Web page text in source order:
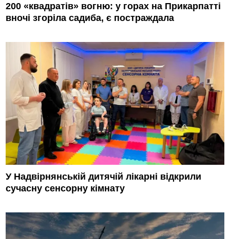
200 «квадратів» вогню: у горах на Прикарпатті
вночі згоріла садиба, є постраждала
У Надвірнянській дитячій лікарні відкрили
сучасну сенсорну кімнату